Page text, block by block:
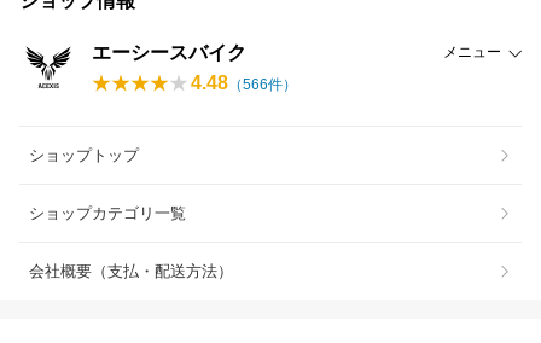
エーシースバイク メニュー
4.48 （566件）
ショップトップ
ショップカテゴリ一覧
会社概要（支払・配送方法）